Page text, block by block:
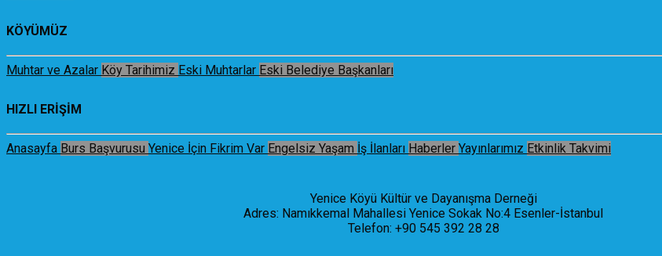
KÖYÜMÜZ
Muhtar ve Azalar Köy Tarihimiz Eski Muhtarlar Eski Belediye Başkanları
HIZLI ERİŞİM
Anasayfa Burs Başvurusu Yenice İçin Fikrim Var Engelsiz Yaşam İş İlanları Haberler Yayınlarımız Etkinlik Takvimi
Yenice Köyü Kültür ve Dayanışma Derneği
Adres: Namıkkemal Mahallesi Yenice Sokak No:4 Esenler-İstanbul
Telefon: +90 545 392 28 28